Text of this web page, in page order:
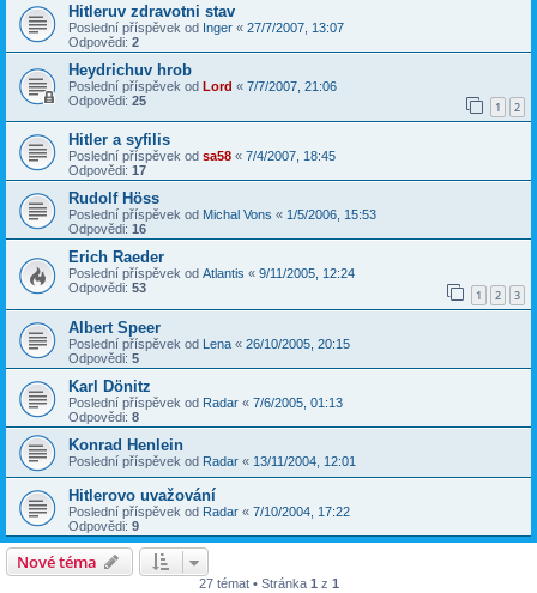
Hitleruv zdravotni stav
Poslední příspěvek od Inger « 27/7/2007, 13:07
Odpovědi: 2
Heydrichuv hrob
Poslední příspěvek od Lord « 7/7/2007, 21:06
Odpovědi: 25 1 2
Hitler a syfilis
Poslední příspěvek od sa58 « 7/4/2007, 18:45
Odpovědi: 17
Rudolf Höss
Poslední příspěvek od Michal Vons « 1/5/2006, 15:53
Odpovědi: 16
Erich Raeder
Poslední příspěvek od Atlantis « 9/11/2005, 12:24
Odpovědi: 53 1 2 3
Albert Speer
Poslední příspěvek od Lena « 26/10/2005, 20:15
Odpovědi: 5
Karl Dönitz
Poslední příspěvek od Radar « 7/6/2005, 01:13
Odpovědi: 8
Konrad Henlein
Poslední příspěvek od Radar « 13/11/2004, 12:01
Hitlerovo uvažování
Poslední příspěvek od Radar « 7/10/2004, 17:22
Odpovědi: 9
Nové téma
27 témat • Stránka 1 z 1